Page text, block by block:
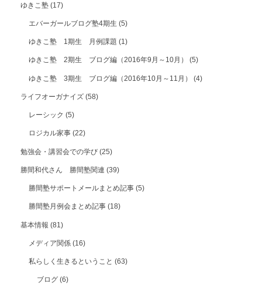
ゆきこ塾(17)
エバーガールブログ塾4期生(5)
ゆきこ塾 1期生 月例課題(1)
ゆきこ塾 2期生 ブログ編（2016年9月～10月）(5)
ゆきこ塾 3期生 ブログ編（2016年10月～11月）(4)
ライフオーガナイズ(58)
レーシック(5)
ロジカル家事(22)
勉強会・講習会での学び(25)
勝間和代さん 勝間塾関連(39)
勝間塾サポートメールまとめ記事(5)
勝間塾月例会まとめ記事(18)
基本情報(81)
メディア関係(16)
私らしく生きるということ(63)
ブログ(6)